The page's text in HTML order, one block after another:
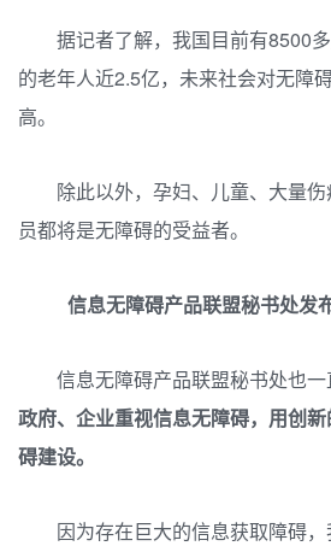
据记者了解，我国目前有8500
的老年人近2.5亿，未来社会对无障
高。
除此以外，孕妇、儿童、大量
员都将是无障碍的受益者。
信息无障碍产品联盟秘书处发
信息无障碍产品联盟秘书处也一
政府、企业重视信息无障碍，用创
碍建设。
因为存在巨大的信息获取障碍